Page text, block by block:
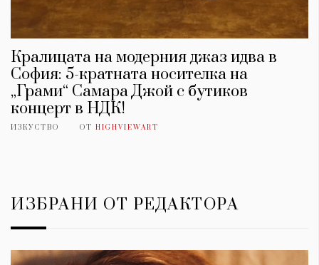
Кралицата на модерния джаз идва в
София: 5-кратната носителка на
„Грами“ Самара Джой с бутиков
концерт в НДК!
ИЗКУСТВО ОТ HIGHVIEWART
ИЗБРАНИ ОТ РЕДАКТОРА